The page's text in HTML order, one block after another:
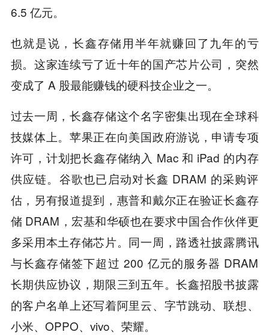
6.5 亿元。
也就是说，长鑫存储用半年就赚回了九年的亏
损。这家连续亏了近十年的国产芯片公司，突然
变成了 A 股最能赚钱的硬科技企业之一。
过去一周，长鑫存储这个名字密集出现在全球科
技媒体上。苹果正在向美国政府游说，申请专项
许可，计划把长鑫存储纳入 Mac 和 iPad 的内存
供应链。谷歌也已启动对长鑫 DRAM 的采购评
估，另有报道提到，惠普和戴尔正在验证长鑫存
储 DRAM，宏基和华硕也在要求中国合作伙伴更
多采用本土存储芯片。同一周，路透社披露腾讯
与长鑫存储签下超过 200 亿元的服务器 DRAM
长期供应协议，期限三到五年。长鑫招股书披露
的客户名单上还写着阿里云、字节跳动、联想、
小米、OPPO、vivo、荣耀。